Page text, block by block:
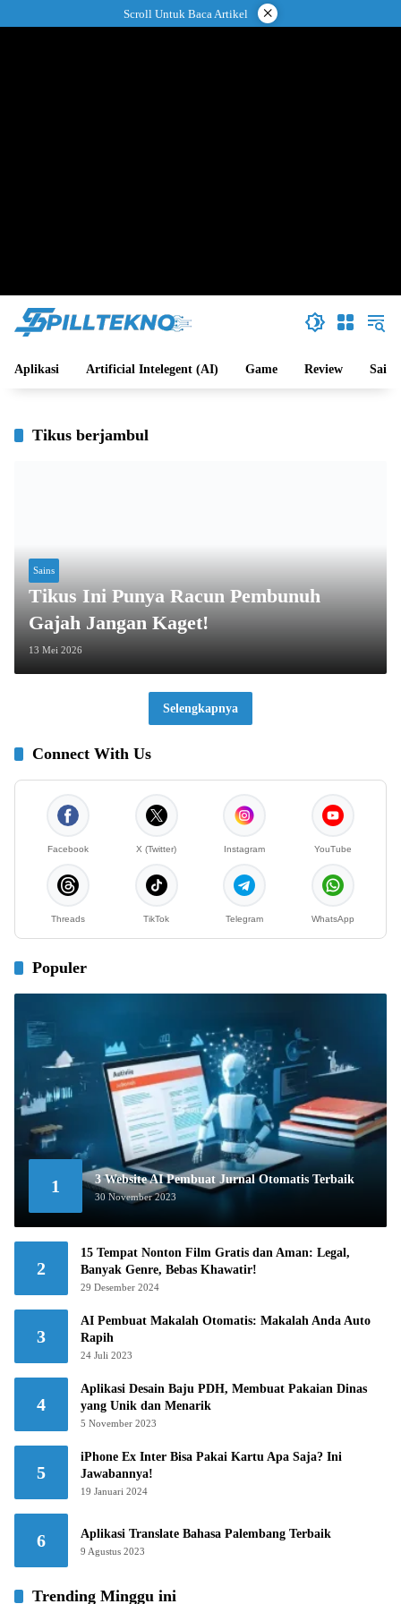
ke
Scroll Untuk Baca Artikel ×
Aplikasi Artificial Intelegent (AI) Game Review Sains
Tikus berjambul
Sains
Tikus Ini Punya Racun Pembunuh
Gajah Jangan Kaget!
13 Mei 2026
Selengkapnya
Connect With Us
Facebook X (Twitter) Instagram YouTube
Threads TikTok Telegram WhatsApp
Populer
1 3 Website AI Pembuat Jurnal Otomatis Terbaik
30 November 2023
2
15 Tempat Nonton Film Gratis dan Aman: Legal,
Banyak Genre, Bebas Khawatir!
29 Desember 2024
3
AI Pembuat Makalah Otomatis: Makalah Anda Auto
Rapih
24 Juli 2023
4
Aplikasi Desain Baju PDH, Membuat Pakaian Dinas
yang Unik dan Menarik
5 November 2023
5
iPhone Ex Inter Bisa Pakai Kartu Apa Saja? Ini
Jawabannya!
19 Januari 2024
6 Aplikasi Translate Bahasa Palembang Terbaik
9 Agustus 2023
Trending Minggu ini